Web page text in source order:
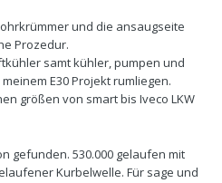
und die ansaugseite
Prozedur.
samt kühler, pumpen und
E30 Projekt rumliegen.
größen von smart bis Iveco LKW
gefunden. 530.000 gelaufen mit
Kurbelwelle. Für sage und